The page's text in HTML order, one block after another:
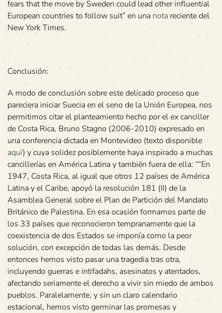
fears that the move by Sweden could lead other influential
European countries to follow suit” en una nota reciente del
New York Times.
Conclusión:
A modo de conclusión sobre este delicado proceso que
pareciera iniciar Suecia en el seno de la Unión Europea, nos
permitimos citar el planteamiento hecho por el ex canciller
de Costa Rica, Bruno Stagno (2006-2010) expresado en
una conferencia dictada en Montevideo (texto disponible
aquí) y cuya solidez posiblemente haya inspirado a muchas
cancillerías en América Latina y también fuera de ella: ““En
1947, Costa Rica, al igual que otros 12 países de América
Latina y el Caribe, apoyó la resolución 181 (II) de la
Asamblea General sobre el Plan de Partición del Mandato
Británico de Palestina. En esa ocasión formamos parte de
los 33 países que reconocieron tempranamente que la
coexistencia de dos Estados se imponía como la peor
solución, con excepción de todas las demás. Desde
entonces hemos visto pasar una tragedia tras otra,
incluyendo guerras e intifadahs, asesinatos y atentados,
afectando seriamente el derecho a vivir sin miedo de ambos
pueblos. Paralelamente, y sin un claro calendario
estacional, hemos visto germinar las promesas y